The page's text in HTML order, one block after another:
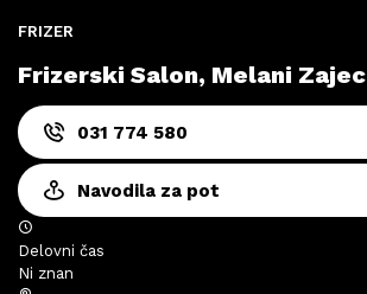
FRIZER
Frizerski Salon, Melani Zajec
031 774 580
Navodila za pot
Delovni čas
Ni znan